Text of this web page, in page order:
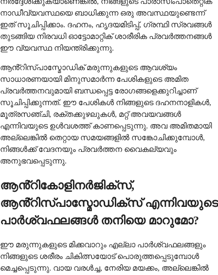
നാഡീവ്യവസ്ഥയെ ബാധിക്കുന്ന ഒരു അവസ്ഥയുണ്ടെന്ന്
ഇത് സൂചിപ്പിക്കാം. ദഹനം, ഹൃദയമിടിപ്പ്, ഗ്രന്ഥി സ്രവങ്ങൾ
തുടങ്ങിയ നിരവധി ഓട്ടോമാറ്റിക് ശാരീരിക പ്രവർത്തനങ്ങൾ
ഈ വ്യവസ്ഥ നിയന്ത്രിക്കുന്നു.
ആൻ്റിസ്പാസ്മോഡിക് മരുന്നുകളുടെ ആവശ്യം
സാധാരണയായി മിനുസമാർന്ന പേശികളുടെ അമിത
പ്രവർത്തനവുമായി ബന്ധപ്പെട്ട രോഗങ്ങളെക്കുറിച്ചാണ്
സൂചിപ്പിക്കുന്നത്. ഈ പേശികൾ നിങ്ങളുടെ ദഹനനാളികൾ,
മൂത്രസഞ്ചി, രക്തക്കുഴലുകൾ, മറ്റ് അവയവങ്ങൾ
എന്നിവയുടെ ഉൾവശത്ത് കാണപ്പെടുന്നു. അവ അമിതമായി
അല്ലെങ്കിൽ തെറ്റായ സമയങ്ങളിൽ സങ്കോചിക്കുമ്പോൾ,
നിങ്ങൾക്ക് വേദനയും പ്രവർത്തന വൈകല്യവും
അനുഭവപ്പെടുന്നു.
ആൻ്റികോളിനർജിക്സ്,
ആൻ്റിസ്പാസ്മോഡിക്സ് എന്നിവയുടെ
പാർശ്വഫലങ്ങൾ തനിയെ മാറുമോ?
ഈ മരുന്നുകളുടെ മിക്കവാറും എല്ലാ പാർശ്വഫലങ്ങളും
നിങ്ങളുടെ ശരീരം ചികിത്സയോട് പൊരുത്തപ്പെടുമ്പോൾ
മെച്ചപ്പെടുന്നു. വായ വരൾച്ച, നേരിയ മയക്കം, അല്ലെങ്കിൽ